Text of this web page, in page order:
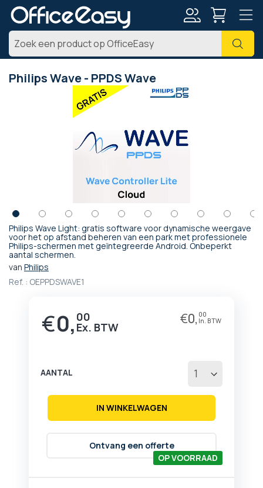
Zoek
Philips Wave - PPDS Wave
Philips Wave Light: gratis software voor dynamische weergave
voor het op afstand beheren van een park met professionele
Philips-schermen met geïntegreerde Android. Onbeperkt
aantal schermen.
van Philips
Ref. : OEPPDSWAVE1
€0, 00 €0, 00
AANTAL
IN WINKELWAGEN
Ontvang een offerte
OP VOORRAAD
Ga
naar
het
begin
van